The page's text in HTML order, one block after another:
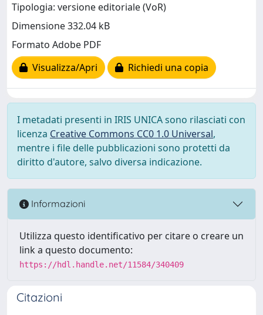
Tipologia: versione editoriale (VoR)
Dimensione 332.04 kB
Formato Adobe PDF
Visualizza/Apri
Richiedi una copia
I metadati presenti in IRIS UNICA sono rilasciati con
licenza Creative Commons CC0 1.0 Universal,
mentre i file delle pubblicazioni sono protetti da
diritto d'autore, salvo diversa indicazione.
Informazioni
Utilizza questo identificativo per citare o creare un
link a questo documento:
https://hdl.handle.net/11584/340409
Citazioni